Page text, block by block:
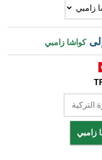
إلىكواشا زامبي
زامبي